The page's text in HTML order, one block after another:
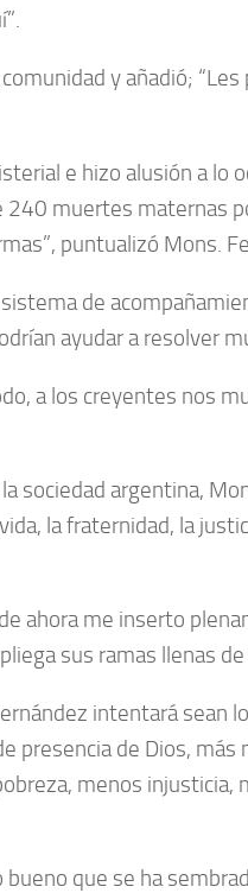
y añadió;
e hizo alusión a lo
muertes maternas
puntualizó Mons.
de
ayudar a resolver
a los creyentes nos
argentina,
la fraternidad, la
ahora me inserto
sus ramas llenas
intentará sean
presencia de Dios,
menos
que se ha